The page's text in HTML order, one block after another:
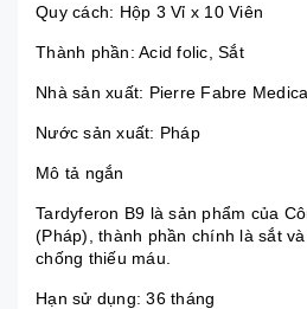
Quy cách: Hộp 3 Vỉ x 10 Viên
Thành phần: Acid folic, Sắt
Nhà sản xuất: Pierre Fabre
Nước sản xuất: Pháp
Mô tả ngắn
Tardyferon B9 là sản phẩm của
(Pháp), thành phần chính là sắt
chống thiếu máu.
Hạn sử dụng: 36 tháng